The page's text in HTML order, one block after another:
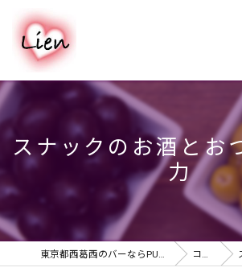
スナックのお酒とお
力
東京都西葛西のバーならPUB & BAR Lien コラム